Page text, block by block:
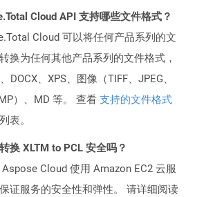
Cloud API 支持哪些文件格式？
Cloud 可以将任何产品系列的文
换为任何其他产品系列的文件格式，
DOCX、XPS、图像（TIFF、JPEG、
）、MD 等。 查看 支持的文件格式
表。
换 XLTM to PCL 安全吗？
Cloud 使用 Amazon EC2 云服
证服务的安全性和弹性。 请详细阅读